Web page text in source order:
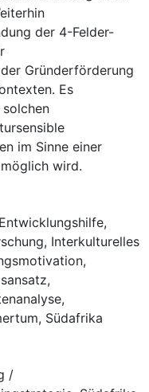
der 4-Felder-
Gründerförderung
Es
im Sinne einer
wird.
Entwicklungshilfe,
, Interkulturelles
,
,
,
, Südafrika
/